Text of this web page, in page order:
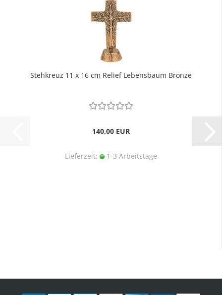
Stehkreuz 11 x 16 cm Relief Lebensbaum Bronze
140,00 EUR
Lieferzeit: 1-3 Arbeitstage